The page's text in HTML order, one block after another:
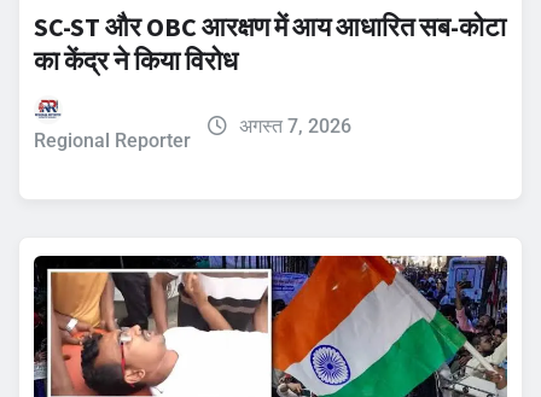
SC-ST और OBC आरक्षण में आय आधारित सब-कोटा
का केंद्र ने किया विरोध
Regional Reporter
अगस्त 7, 2026